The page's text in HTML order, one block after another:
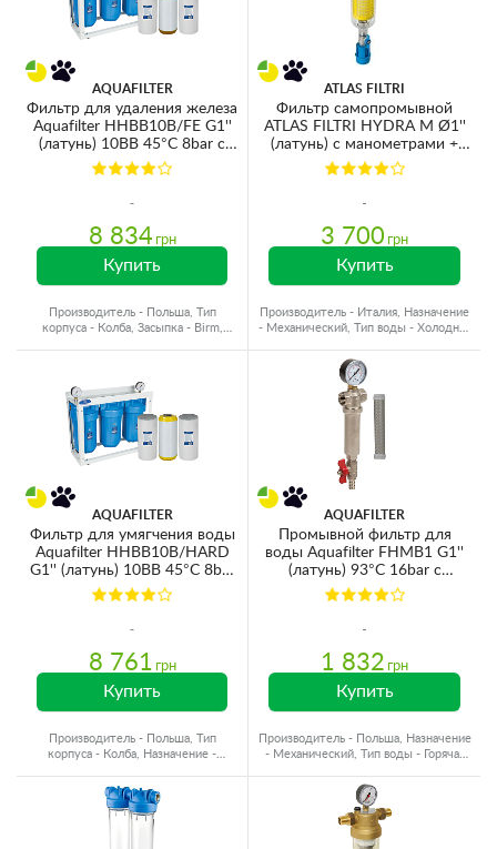
AQUAFILTER
Фильтр для удаления железа
Aquafilter HHBB10B/FE G1''
(латунь) 10BB 45°C 8bar с
манометром
8 834 грн
Купить
Производитель - Польша, Тип
корпуса - Колба, Засыпка - Birm,
ATLAS FILTRI
Фильтр самопромывной
ATLAS FILTRI HYDRA M Ø1''
(латунь) c манометрами +
картридж RLH 90mcr KIT
RA6000112
3 700 грн
Купить
Производитель - Италия, Назначение
- Механический, Тип воды - Холодная
AQUAFILTER
Фильтр для умягчения воды
Aquafilter HHBB10B/HARD
G1'' (латунь) 10BB 45°C 8bar
с манометром
8 761 грн
Купить
Производитель - Польша, Тип
корпуса - Колба, Назначение -
AQUAFILTER
Промывной фильтр для
воды Aquafilter FHMB1 G1''
(латунь) 93°C 16bar с
картриджем 100mcr и
манометром
1 832 грн
Купить
Производитель - Польша, Назначение
- Механический, Тип воды - Горячая